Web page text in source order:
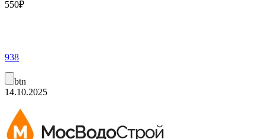
550₽
938
btn
14.10.2025